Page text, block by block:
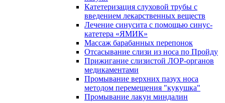
Катетеризация слуховой трубы с
введением лекарственных веществ
Лечение синусита с помощью синус-
катетера «ЯМИК»
Массаж барабанных перепонок
Отсасывание слизи из носа по Пройду
Прижигание слизистой ЛОР-органов
медикаментами
Промывание верхних пазух носа
методом перемещения "кукушка"
Промывание лакун миндалин